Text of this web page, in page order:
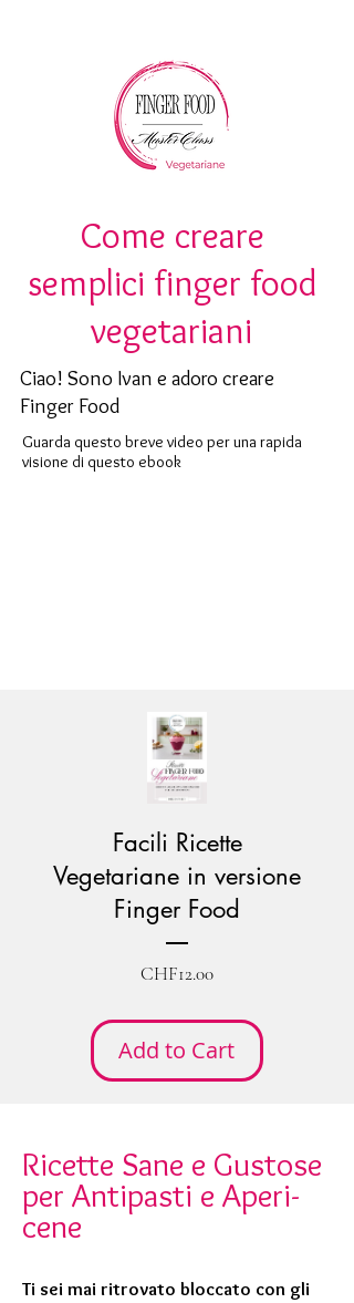
Come creare
semplici finger food
vegetariani
Ciao! Sono Ivan e adoro creare
Finger Food
Guarda questo breve video per una rapida
visione di questo ebook
Facili Ricette
Vegetariane in versione
Finger Food
CHF12.00Price
Add to Cart
Ricette Sane e Gustose
per Antipasti e Aperi-
cene
Ti sei mai ritrovato bloccato con gli